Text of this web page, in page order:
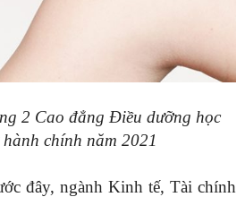
2 Cao đẳng Điều dưỡng học
chính năm 2021
đây, ngành Kinh tế, Tài chính